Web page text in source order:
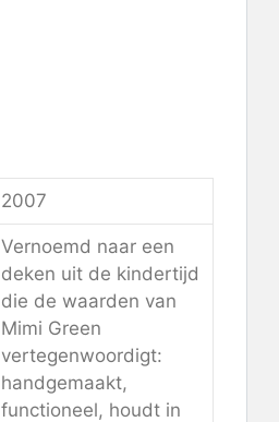
2007
Vernoemd naar een
deken uit de kindertijd
die de waarden van
Mimi Green
vertegenwoordigt:
handgemaakt,
functioneel, houdt in